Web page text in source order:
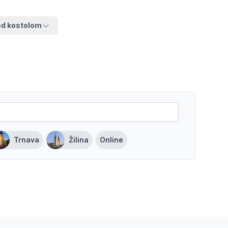
kostolom
Trnava Žilina Online